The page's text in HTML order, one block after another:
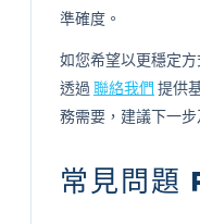
準確度。
如您希望以更穩定
透過 聯絡我們 提供
務需要，建議下一步
常見問題